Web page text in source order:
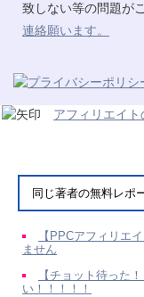
致しない等の問題が
連絡願います。
アフィリエイ
同じ著者の無料レポ
【PPCアフィリエ
ません
【チョット待った
い！！！！！